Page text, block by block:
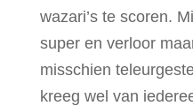
wazari’s te scoren.
super en verloor
misschien
kreeg wel van